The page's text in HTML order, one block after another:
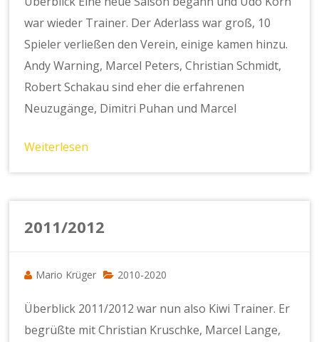
war wieder Trainer. Der Aderlass war groß, 10
Spieler verließen den Verein, einige kamen hinzu.
Andy Warning, Marcel Peters, Christian Schmidt,
Robert Schakau sind eher die erfahrenen
Neuzugänge, Dimitri Puhan und Marcel
Weiterlesen
2011/2012
Mario Krüger 2010-2020
Überblick 2011/2012 war nun also Kiwi Trainer. Er
begrüßte mit Christian Kruschke, Marcel Lange,